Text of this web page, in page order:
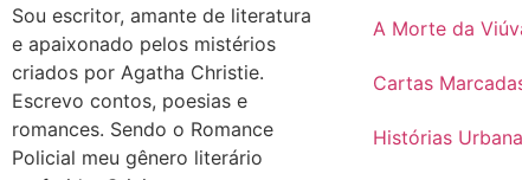
Sou escritor, amante de literatura
e apaixonado pelos mistérios
criados por Agatha Christie.
Escrevo contos, poesias e
romances. Sendo o Romance
Policial meu gênero literário
A Morte da
Cartas
Histórias